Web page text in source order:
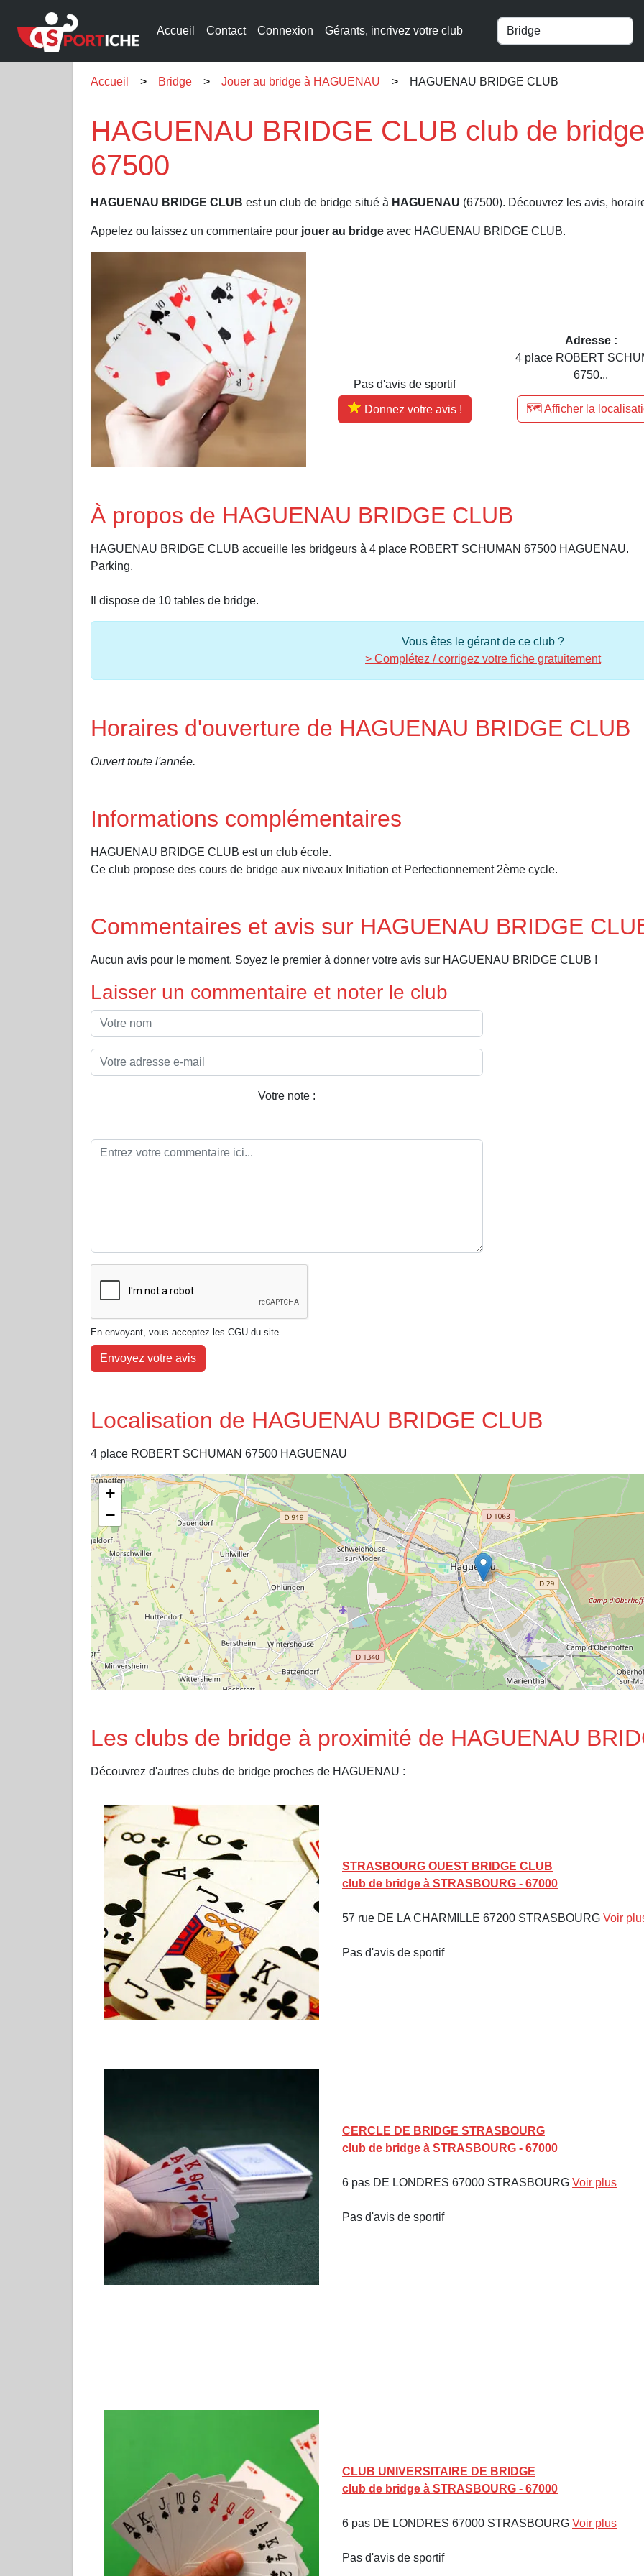
Accueil Contact Connexion Gérants, incrivez votre club
Accueil Bridge Jouer au bridge à HAGUENAU HAGUENAU BRIDGE CLUB
HAGUENAU BRIDGE CLUB club de
67500
HAGUENAU BRIDGE CLUB est un club de bridge situé à HAGUENAU (67500). Découvrez les avis,
Appelez ou laissez un commentaire pour jouer au bridge avec HAGUENAU BRIDGE CLUB.
Pas d'avis de sportif
Donnez votre avis !
Adresse :
4 place ROBERT
6750...
🗺️ Afficher la
À propos de HAGUENAU BRIDGE CLUB
HAGUENAU BRIDGE CLUB accueille les bridgeurs à 4 place ROBERT SCHUMAN 67500 HAGUENAU.
Parking.
Il dispose de 10 tables de bridge.
Vous êtes le gérant de ce club ?
> Complétez / corrigez votre fiche gratuitement
Horaires d'ouverture de HAGUENAU BRIDGE CLUB
Ouvert toute l'année.
Informations complémentaires
HAGUENAU BRIDGE CLUB est un club école.
Ce club propose des cours de bridge aux niveaux Initiation et Perfectionnement 2ème cycle.
Commentaires et avis sur HAGUENAU BRIDGE
Aucun avis pour le moment. Soyez le premier à donner votre avis sur HAGUENAU BRIDGE CLUB !
Laisser un commentaire et noter le club
Votre note :
En envoyant, vous acceptez les CGU du site.
Envoyez votre avis
Localisation de HAGUENAU BRIDGE CLUB
4 place ROBERT SCHUMAN 67500 HAGUENAU
+
−
Les clubs de bridge à proximité de HAGUENAU
Découvrez d'autres clubs de bridge proches de HAGUENAU :
STRASBOURG OUEST BRIDGE CLUB
club de bridge à STRASBOURG - 67000
57 rue DE LA CHARMILLE 67200 STRASBOURG Voir
Pas d'avis de sportif
CERCLE DE BRIDGE STRASBOURG
club de bridge à STRASBOURG - 67000
6 pas DE LONDRES 67000 STRASBOURG Voir plus
Pas d'avis de sportif
CLUB UNIVERSITAIRE DE BRIDGE
club de bridge à STRASBOURG - 67000
6 pas DE LONDRES 67000 STRASBOURG Voir plus
Pas d'avis de sportif